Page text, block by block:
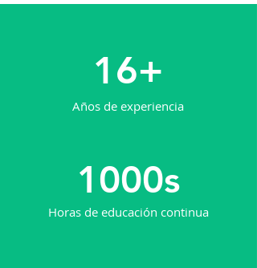
16+
Años de experiencia
1000s
Horas de educación continua